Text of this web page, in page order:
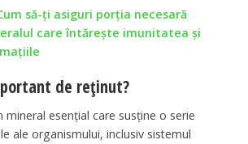
să-ţi asiguri porția necesară
care întărește imunitatea și
de reținut?
mineral esențial care susține o serie
ale organismului, inclusiv sistemul